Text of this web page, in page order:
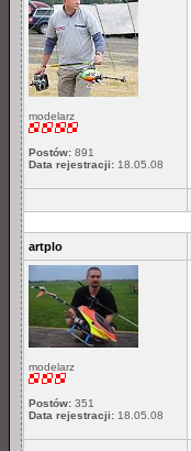
modelarz
Postów: 891
Data rejestracji: 18.05.08
artplo
modelarz
Postów: 351
Data rejestracji: 18.05.08